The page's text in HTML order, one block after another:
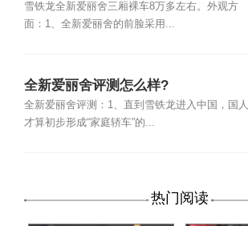
雪铁龙全新爱丽舍三厢裸车8万多左右。外观方
面：1、全新爱丽舍的前脸采用...
全新爱丽舍评测怎么样?
全新爱丽舍评测：1、直到雪铁龙进入中国，国人
才算初步形成“家庭轿车”的...
热门阅读